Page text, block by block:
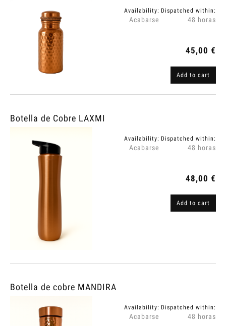
Availability:
Acabarse
Dispatched within:
48 horas
45,00 €
Add to cart
Botella de Cobre LAXMI
Availability:
Acabarse
Dispatched within:
48 horas
48,00 €
Add to cart
Botella de cobre MANDIRA
Availability:
Acabarse
Dispatched within:
48 horas